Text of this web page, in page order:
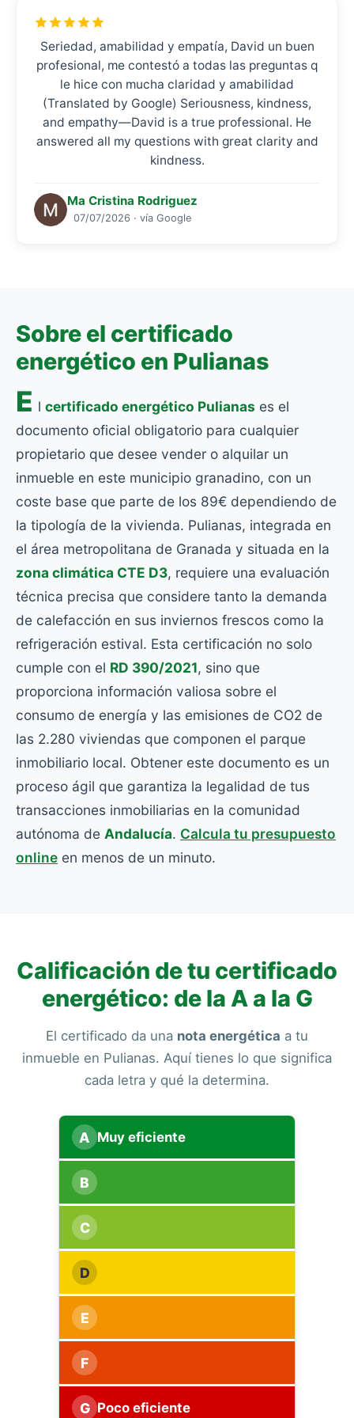
Seriedad, amabilidad y empatía, David un buen
profesional, me contestó a todas las preguntas q
le hice con mucha claridad y amabilidad
(Translated by Google) Seriousness, kindness,
and empathy—David is a true professional. He
answered all my questions with great clarity and
kindness.
Ma Cristina Rodriguez
07/07/2026 · vía Google
Sobre el certificado
energético en Pulianas
E l certificado energético Pulianas es el
documento oficial obligatorio para cualquier
propietario que desee vender o alquilar un
inmueble en este municipio granadino, con un
coste base que parte de los 89€ dependiendo de
la tipología de la vivienda. Pulianas, integrada en
el área metropolitana de Granada y situada en la
zona climática CTE D3, requiere una evaluación
técnica precisa que considere tanto la demanda
de calefacción en sus inviernos frescos como la
refrigeración estival. Esta certificación no solo
cumple con el RD 390/2021, sino que
proporciona información valiosa sobre el
consumo de energía y las emisiones de CO2 de
las 2.280 viviendas que componen el parque
inmobiliario local. Obtener este documento es un
proceso ágil que garantiza la legalidad de tus
transacciones inmobiliarias en la comunidad
autónoma de Andalucía. Calcula tu presupuesto
online en menos de un minuto.
Calificación de tu certificado
energético: de la A a la G
El certificado da una nota energética a tu
inmueble en Pulianas. Aquí tienes lo que significa
cada letra y qué la determina.
A Muy eficiente
B
C
D
E
F
G Poco eficiente